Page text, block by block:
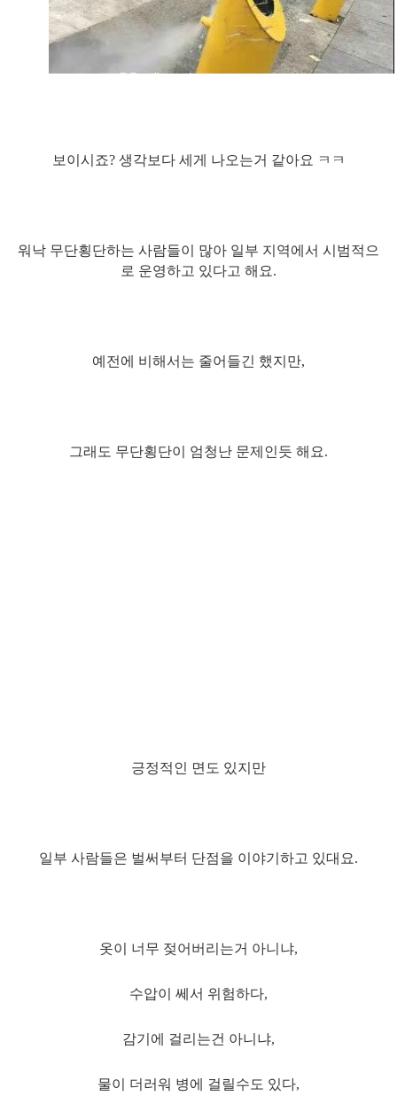
보이시죠? 생각보다 세게 나오는거 같아요 ㅋㅋ
워낙 무단횡단하는 사람들이 많아 일부 지역에서 시범적으
로 운영하고 있다고 해요.
예전에 비해서는 줄어들긴 했지만,
그래도 무단횡단이 엄청난 문제인듯 해요.
긍정적인 면도 있지만
일부 사람들은 벌써부터 단점을 이야기하고 있대요.
옷이 너무 젖어버리는거 아니냐,
수압이 쎄서 위험하다,
감기에 걸리는건 아니냐,
물이 더러워 병에 걸릴수도 있다,